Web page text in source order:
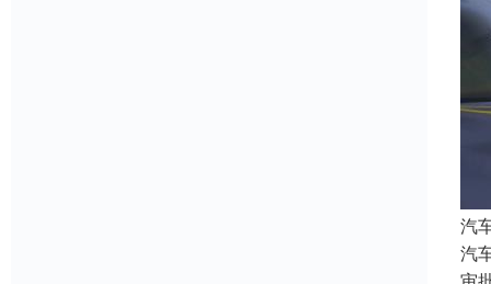
汽
汽